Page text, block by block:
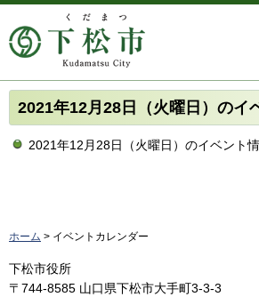
2021年12月28日（火曜日）のイ
2021年12月28日（火曜日）のイベント情
ホーム > イベントカレンダー
下松市役所
〒744-8585 山口県下松市大手町3-3-3